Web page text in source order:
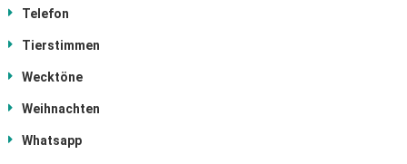
Telefon
Tierstimmen
Wecktöne
Weihnachten
Whatsapp